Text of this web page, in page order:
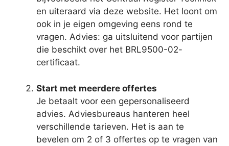
en uiteraard via deze website. Het loont om
ook in je eigen omgeving eens rond te
vragen. Advies: ga uitsluitend voor partijen
die beschikt over het BRL9500-02-
certificaat.
Start met meerdere offertes
Je betaalt voor een gepersonaliseerd
advies. Adviesbureaus hanteren heel
verschillende tarieven. Het is aan te
bevelen om 2 of 3 offertes op te vragen van